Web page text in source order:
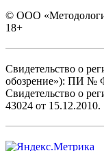
© ООО
18+
Свидетельство о
обозрение»): ПИ №
Свидетельство о
43024 от 15.12.2010.